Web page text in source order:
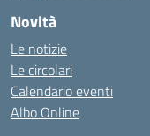
Novità
Le notizie
Le circolari
Calendario eventi
Albo Online